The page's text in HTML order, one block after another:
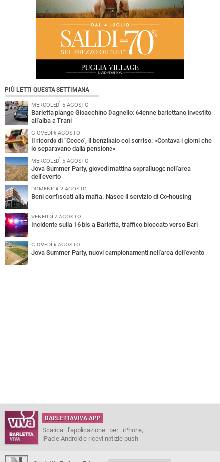
PIÙ LETTI QUESTA SETTIMANA
MERCOLEDÌ 5 AGOSTO
Barletta piange Gioacchino Dagnello: 64enne barlettano investito
all'alba a Trani
GIOVEDÌ 6 AGOSTO
Il ricordo di "Cecco", il benzinaio col sorriso: «Contava i giorni che
lo separavano dalla pensione»
MERCOLEDÌ 5 AGOSTO
Jova Summer Party, giovedì mattina sopralluogo nell'area
dell'evento
DOMENICA 2 AGOSTO
Beni confiscati alla mafia. Nasce il servizio di Co-housing
VENERDÌ 7 AGOSTO
Incidente sulla 16 bis a Barletta, traffico bloccato verso Bari
GIOVEDÌ 6 AGOSTO
Jova Summer Party, nuovi campionamenti nell'area dell'evento
BARLETTAVIVA APP
Scarica l'applicazione per iPhone,
iPad e Android e ricevi notizie push